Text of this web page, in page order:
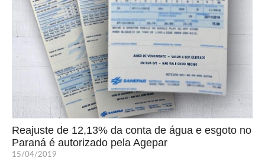
Reajuste de 12,13% da conta de água e esgoto no
Paraná é autorizado pela Agepar
15/04/2019